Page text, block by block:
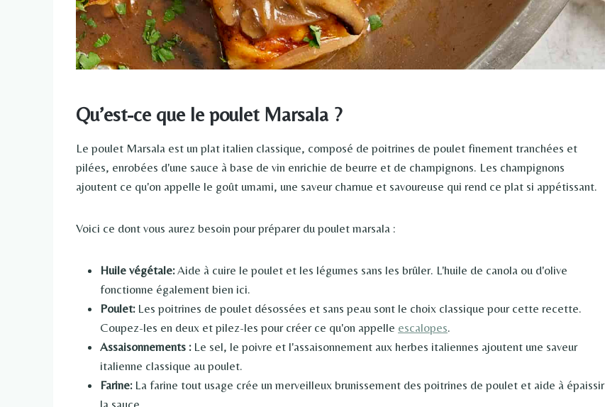
Qu’est-ce que le poulet Marsala ?
Le poulet Marsala est un plat italien classique, composé de poitrines de poulet finement tranchées et
pilées, enrobées d'une sauce à base de vin enrichie de beurre et de champignons. Les champignons
ajoutent ce qu'on appelle le goût umami, une saveur charnue et savoureuse qui rend ce plat si appétissant.
Voici ce dont vous aurez besoin pour préparer du poulet marsala :
Huile végétale:Aide à cuire le poulet et les légumes sans les brûler. L'huile de canola ou d'olive
fonctionne également bien ici.
Poulet:Les poitrines de poulet désossées et sans peau sont le choix classique pour cette recette.
Coupez-les en deux et pilez-les pour créer ce qu'on appelle escalopes.
Assaisonnements : Le sel, le poivre et l'assaisonnement aux herbes italiennes ajoutent une saveur
italienne classique au poulet.
Farine:La farine tout usage crée un merveilleux brunissement des poitrines de poulet et aide à épaissir
la sauce.